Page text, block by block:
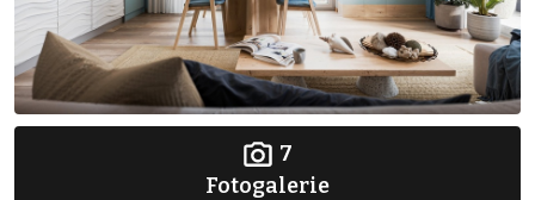
7
Fotogalerie